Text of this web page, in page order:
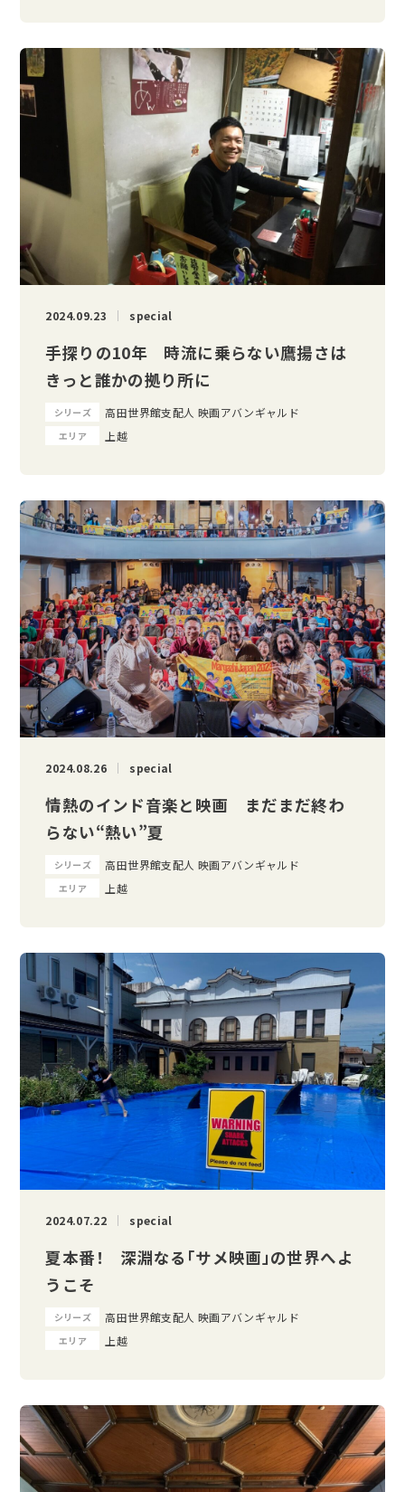
2024.09.23 special
手探りの10年 時流に乗らない鷹揚さは
きっと誰かの拠り所に
シリーズ 高田世界館支配人 映画アバンギャルド
エリア 上越
2024.08.26 special
情熱のインド音楽と映画 まだまだ終わ
らない“熱い”夏
シリーズ 高田世界館支配人 映画アバンギャルド
エリア 上越
2024.07.22 special
夏本番！ 深淵なる「サメ映画」の世界へよ
うこそ
シリーズ 高田世界館支配人 映画アバンギャルド
エリア 上越